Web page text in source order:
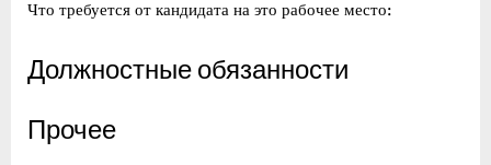
Что требуется от кандидата на это рабочее место:
Должностные обязанности
Прочее